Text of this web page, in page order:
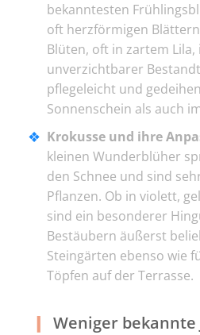
bekanntesten
oft herzförmigen
Blüten, oft in zartem Lila,
unverzichtbarer
pflegeleicht und
Sonnenschein als auch
Krokusse und ihre
kleinen Wunderblüher
den Schnee und sind
Pflanzen. Ob in violett,
sind ein besonderer
Bestäubern äußerst
Steingärten ebenso wie
Töpfen auf der Terrasse.
Weniger bekannte